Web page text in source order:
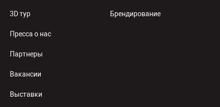
3D тур
Пресса о нас
Партнеры
Вакансии
Выставки
Брендирование